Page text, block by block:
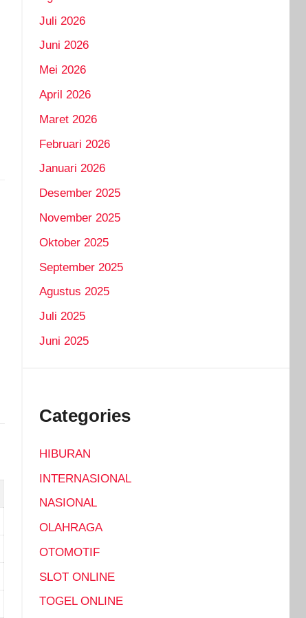
Juli 2026
Juni 2026
Mei 2026
April 2026
Maret 2026
Februari 2026
Januari 2026
Desember 2025
November 2025
Oktober 2025
September 2025
Agustus 2025
Juli 2025
Juni 2025
Categories
HIBURAN
INTERNASIONAL
NASIONAL
OLAHRAGA
OTOMOTIF
SLOT ONLINE
TOGEL ONLINE